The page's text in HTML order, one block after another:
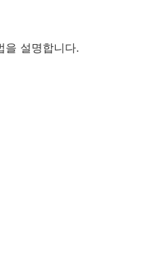
을 설명합니다.